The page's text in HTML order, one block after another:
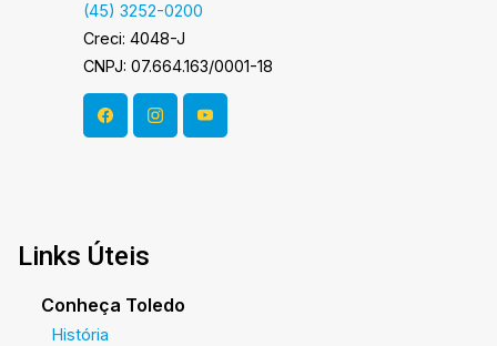
(45) 3252-0200
Creci: 4048-J
CNPJ: 07.664.163/0001-18
Links Úteis
Conheça Toledo
História